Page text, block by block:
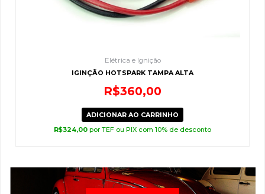
Elétrica e Ignição
IGINÇÃO HOTSPARK TAMPA ALTA
R$360,00
ADICIONAR AO CARRINHO
R$324,00 por TEF ou PIX com 10% de desconto